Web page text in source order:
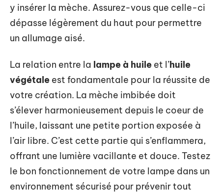
y insérer la mèche. Assurez-vous que celle-ci
dépasse légèrement du haut pour permettre
un allumage aisé.
La relation entre la lampe à huile et l’huile
végétale est fondamentale pour la réussite de
votre création. La mèche imbibée doit
s’élever harmonieusement depuis le coeur de
l’huile, laissant une petite portion exposée à
l’air libre. C’est cette partie qui s’enflammera,
offrant une lumière vacillante et douce. Testez
le bon fonctionnement de votre lampe dans un
environnement sécurisé pour prévenir tout